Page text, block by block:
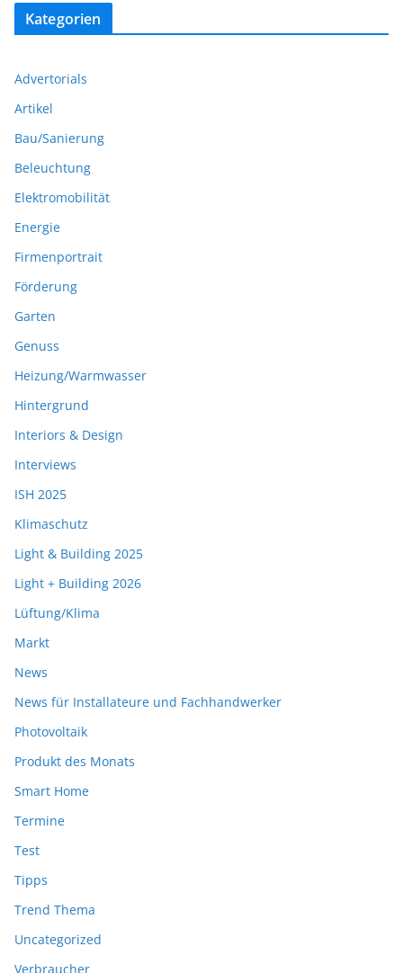
Kategorien
Advertorials
Artikel
Bau/Sanierung
Beleuchtung
Elektromobilität
Energie
Firmenportrait
Förderung
Garten
Genuss
Heizung/Warmwasser
Hintergrund
Interiors & Design
Interviews
ISH 2025
Klimaschutz
Light & Building 2025
Light + Building 2026
Lüftung/Klima
Markt
News
News für Installateure und Fachhandwerker
Photovoltaik
Produkt des Monats
Smart Home
Termine
Test
Tipps
Trend Thema
Uncategorized
Verbraucher